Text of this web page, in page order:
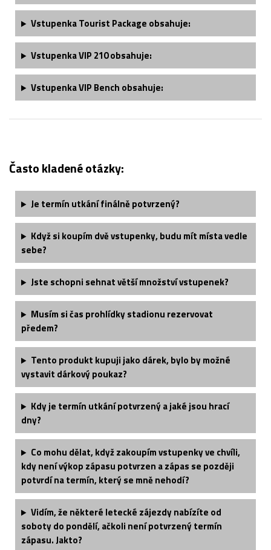
Vstupenka Tourist Package obsahuje:
VstupenkaVIP 210obsahuje:
Vstupenka VIP Bench obsahuje:
Často kladené otázky:
Je termín utkání finálně potvrzený?
Když si koupím dvě vstupenky, budu mít místa vedle
sebe?
Jste schopni sehnat větší množství vstupenek?
Musím si čas prohlídky stadionu rezervovat
předem?
Tento produkt kupuji jako dárek, bylo by možné
vystavit dárkový poukaz?
Kdy je termín utkání potvrzený a jaké jsou hrací
dny?
Co mohu dělat, když zakoupím vstupenky ve chvíli,
kdy není výkop zápasu potvrzen a zápas se později
potvrdí na termín, který se mně nehodí?
Vidím, že některé letecké zájezdy nabízíte od
soboty do pondělí, ačkoli není potvrzený termín
zápasu. Jakto?